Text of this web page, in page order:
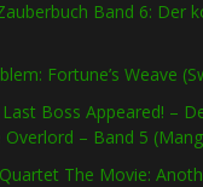
Band 6: Der
Fortune’s Weave
Boss Appeared! –
– Band 5
The Movie: